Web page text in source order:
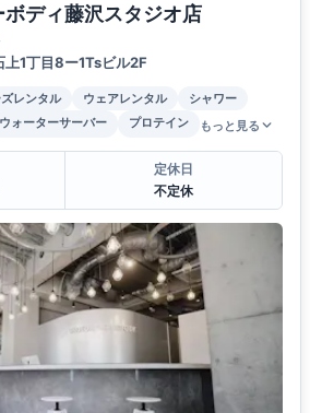
ディ藤沢スタジオ店
1丁目8ー1Tsビル2F
レンタル ウェアレンタル
シャワー
ウォーターサーバー プロテイン もっと見る
定休日
不定休